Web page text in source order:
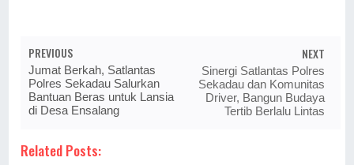
PREVIOUS
Jumat Berkah, Satlantas
Polres Sekadau Salurkan
Bantuan Beras untuk Lansia
di Desa Ensalang
NEXT
Sinergi Satlantas Polres
Sekadau dan Komunitas
Driver, Bangun Budaya
Tertib Berlalu Lintas
Related Posts: